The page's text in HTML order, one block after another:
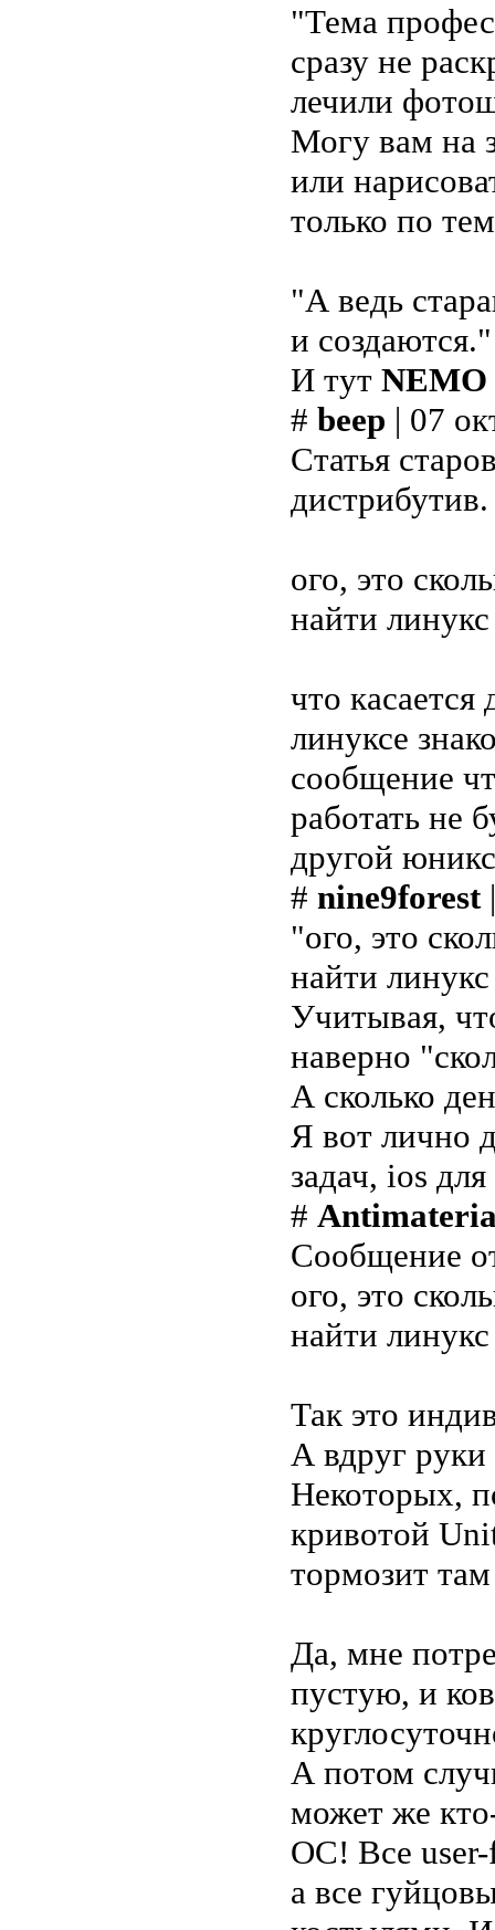
"Тема
сразу не
лечили
Могу вам на
или
только по
"А ведь
и создаются."
И тут NEMO
# beep | 07
Статья
дистрибутив.
ого, это
найти
что касается
линуксе
сообщение
работать не
другой
# nine9forest
"ого, это
найти
Учитывая,
наверно
А сколько
Я вот лично
задач, ios
#
Сообщение
ого, это
найти
Так это
А вдруг руки
Некоторых,
кривотой
тормозит
Да, мне
пустую, и
А потом
может же
ОС! Все user-
а все